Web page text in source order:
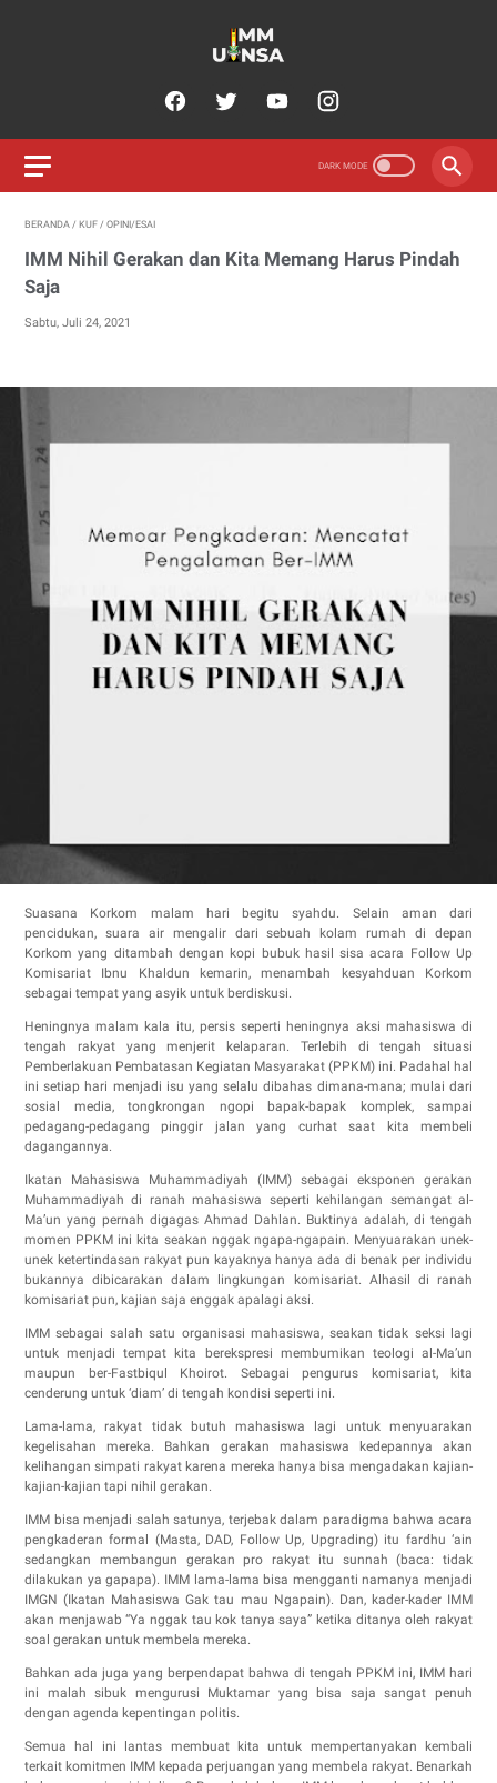
BERANDA / KUF / OPINI/ESAI
IMM Nihil Gerakan dan Kita Memang Harus Pindah
Saja
Sabtu, Juli 24, 2021
Suasana Korkom malam hari begitu syahdu. Selain aman dari
pencidukan, suara air mengalir dari sebuah kolam rumah di depan
Korkom yang ditambah dengan kopi bubuk hasil sisa acara Follow Up
Komisariat Ibnu Khaldun kemarin, menambah kesyahduan Korkom
sebagai tempat yang asyik untuk berdiskusi.
Heningnya malam kala itu, persis seperti heningnya aksi mahasiswa di
tengah rakyat yang menjerit kelaparan. Terlebih di tengah situasi
Pemberlakuan Pembatasan Kegiatan Masyarakat (PPKM) ini. Padahal hal
ini setiap hari menjadi isu yang selalu dibahas dimana-mana; mulai dari
sosial media, tongkrongan ngopi bapak-bapak komplek, sampai
pedagang-pedagang pinggir jalan yang curhat saat kita membeli
dagangannya.
Ikatan Mahasiswa Muhammadiyah (IMM) sebagai eksponen gerakan
Muhammadiyah di ranah mahasiswa seperti kehilangan semangat al-
Ma’un yang pernah digagas Ahmad Dahlan. Buktinya adalah, di tengah
momen PPKM ini kita seakan nggak ngapa-ngapain. Menyuarakan unek-
unek ketertindasan rakyat pun kayaknya hanya ada di benak per individu
bukannya dibicarakan dalam lingkungan komisariat. Alhasil di ranah
komisariat pun, kajian saja enggak apalagi aksi.
IMM sebagai salah satu organisasi mahasiswa, seakan tidak seksi lagi
untuk menjadi tempat kita berekspresi membumikan teologi al-Ma’un
maupun ber-Fastbiqul Khoirot. Sebagai pengurus komisariat, kita
cenderung untuk ‘diam’ di tengah kondisi seperti ini.
Lama-lama, rakyat tidak butuh mahasiswa lagi untuk menyuarakan
kegelisahan mereka. Bahkan gerakan mahasiswa kedepannya akan
kelihangan simpati rakyat karena mereka hanya bisa mengadakan kajian-
kajian-kajian tapi nihil gerakan.
IMM bisa menjadi salah satunya, terjebak dalam paradigma bahwa acara
pengkaderan formal (Masta, DAD, Follow Up, Upgrading) itu fardhu ‘ain
sedangkan membangun gerakan pro rakyat itu sunnah (baca: tidak
dilakukan ya gapapa). IMM lama-lama bisa mengganti namanya menjadi
IMGN (Ikatan Mahasiswa Gak tau mau Ngapain). Dan, kader-kader IMM
akan menjawab “Ya nggak tau kok tanya saya” ketika ditanya oleh rakyat
soal gerakan untuk membela mereka.
Bahkan ada juga yang berpendapat bahwa di tengah PPKM ini, IMM hari
ini malah sibuk mengurusi Muktamar yang bisa saja sangat penuh
dengan agenda kepentingan politis.
Semua hal ini lantas membuat kita untuk mempertanyakan kembali
terkait komitmen IMM kepada perjuangan yang membela rakyat. Benarkah